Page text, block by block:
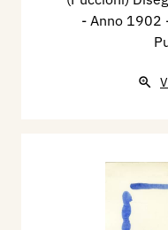
- Anno 1902